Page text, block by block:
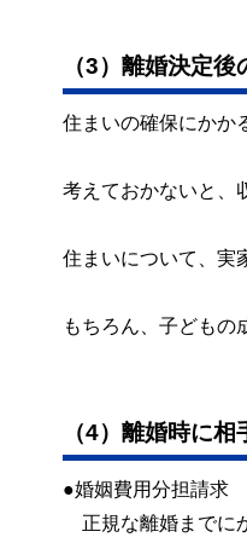
（3）離婚決定
住まいの確保にかか
考えておかないと、
住まいについて、実
もちろん、子どもの
（4）離婚時に
●婚姻費用分担請求
正規な離婚までに